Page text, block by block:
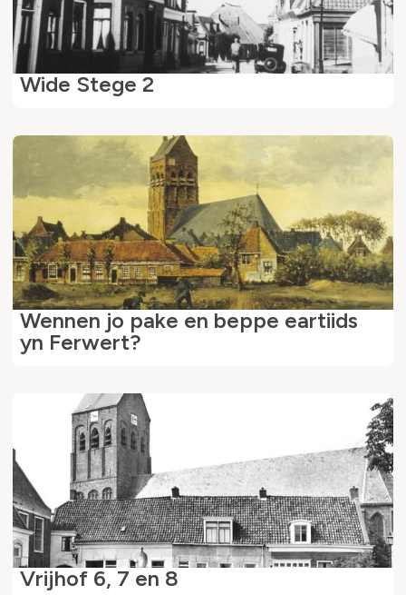
Wide Stege 2
Wennen jo pake en beppe eartiids
yn Ferwert?
Vrijhof 6, 7 en 8